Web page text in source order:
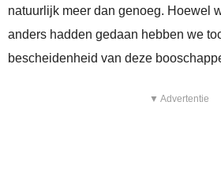
natuurlijk meer dan genoeg. Hoewel
anders hadden gedaan hebben we
bescheidenheid van deze
▼ Advertentie